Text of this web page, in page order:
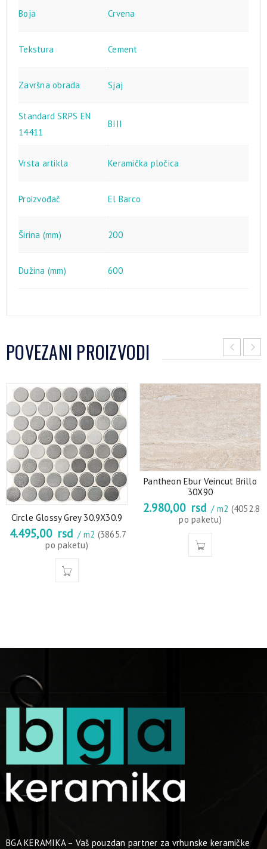
Boja Crvena
Tekstura Cement
Završna obrada Sjaj
Standard SRPS EN
14411
BIII
Vrsta artikla Keramička pločica
Proizvođač El Barco
Širina (mm) 200
Dužina (mm) 600
POVEZANI PROIZVODI
Circle Glossy Grey 30.9X30.9
4.495,00 rsd / m2 (3865.7
po paketu)
Pantheon Ebur Veincut Brillo
30X90
2.980,00 rsd / m2 (4052.8
po paketu)
BGA KERAMIKA – Vaš pouzdan partner za vrhunske keramičke